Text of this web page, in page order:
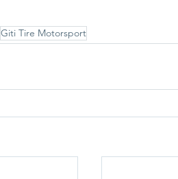
Giti Tire Motorsport